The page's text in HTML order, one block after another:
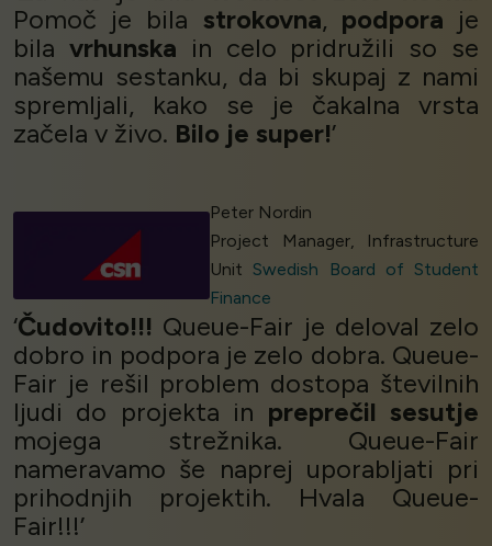
Pomoč je bila strokovna, podpora je
bila vrhunska in celo pridružili so se
našemu sestanku, da bi skupaj z nami
spremljali, kako se je čakalna vrsta
začela v živo. Bilo je super!’
Peter Nordin
Project Manager, Infrastructure
Unit Swedish Board of Student
Finance
‘Čudovito!!! Queue-Fair je deloval zelo
dobro in podpora je zelo dobra. Queue-
Fair je rešil problem dostopa številnih
ljudi do projekta in preprečil sesutje
mojega strežnika. Queue-Fair
nameravamo še naprej uporabljati pri
prihodnjih projektih. Hvala Queue-
Fair!!!’